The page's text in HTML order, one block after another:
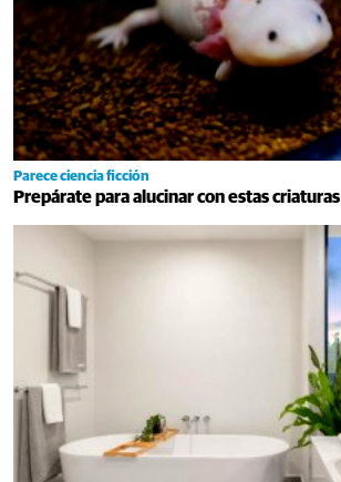
Parece ciencia ficción
Prepárate para alucinar con estas criaturas